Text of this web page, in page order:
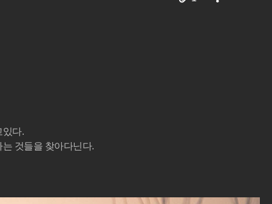
있다.
것들을 찾아다닌다.